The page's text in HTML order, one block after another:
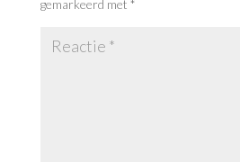
gemarkeerd met *